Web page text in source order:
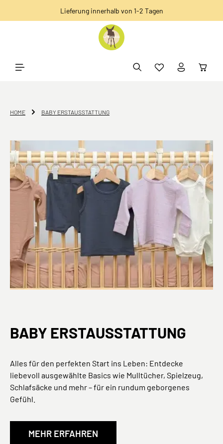
Lieferung innerhalb von 1-2 Tagen
Kostenlose Retoure
HOME BABY ERSTAUSSTATTUNG
BABY ERSTAUSSTATTUNG
Alles für den perfekten Start ins Leben: Entdecke
liebevoll ausgewählte Basics wie Mulltücher, Spielzeug,
Schlafsäcke und mehr – für ein rundum geborgenes
Gefühl.
MEHR ERFAHREN